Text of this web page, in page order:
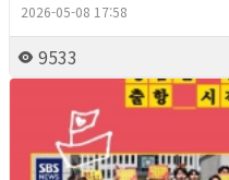
2026-05-08 17:58
9533